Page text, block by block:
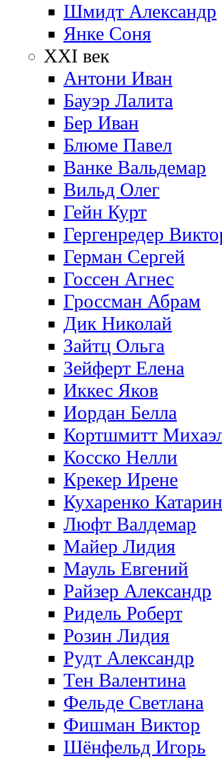
Шмидт Александр
Янке Соня
XXI век
Антони Иван
Бауэр Лалита
Бер Иван
Блюме Павел
Ванке Вальдемар
Вильд Олег
Гейн Курт
Гергенредер
Герман Сергей
Госсен Агнес
Гроссман Абрам
Дик Николай
Зайтц Ольга
Зейферт Елена
Иккес Яков
Иордан Белла
Кортшмитт
Косско Нелли
Крекер Ирене
Кухаренко
Люфт Валдемaр
Майер Лидия
Мауль Евгений
Райзер Александр
Ридель Роберт
Розин Лидия
Рудт Александр
Тен Валентина
Фельде Светлана
Фишман Виктор
Шёнфельд Игорь